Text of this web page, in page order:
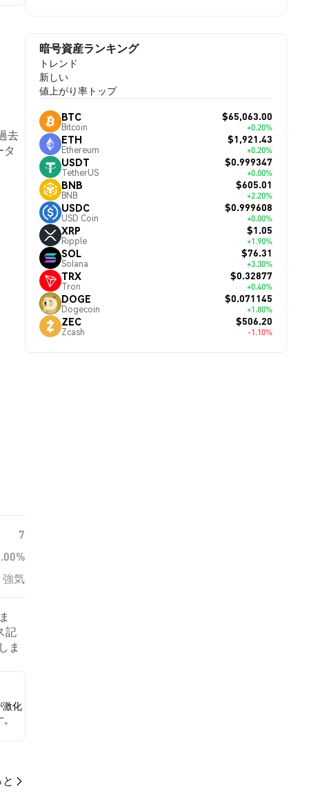
去
7
強気
記
ま
激化
暗号資産ランキング
トレンド
新しい
値上がり率トップ
BTC
Bitcoin
$65,063.00
+0.20%
ETH
Ethereum
$1,921.43
+0.20%
USDT
TetherUS
$0.999347
+0.00%
BNB
BNB
$605.01
+2.20%
USDC
USD Coin
$0.999608
+0.00%
XRP
Ripple
$1.05
+1.90%
SOL
Solana
$76.31
+3.30%
TRX
Tron
$0.32877
+0.40%
DOGE
Dogecoin
$0.071145
+1.80%
ZEC
Zcash
$506.20
-1.10%